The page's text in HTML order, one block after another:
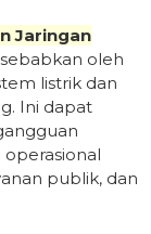
Jaringan
oleh
listrik dan
Ini dapat
operasional
publik, dan